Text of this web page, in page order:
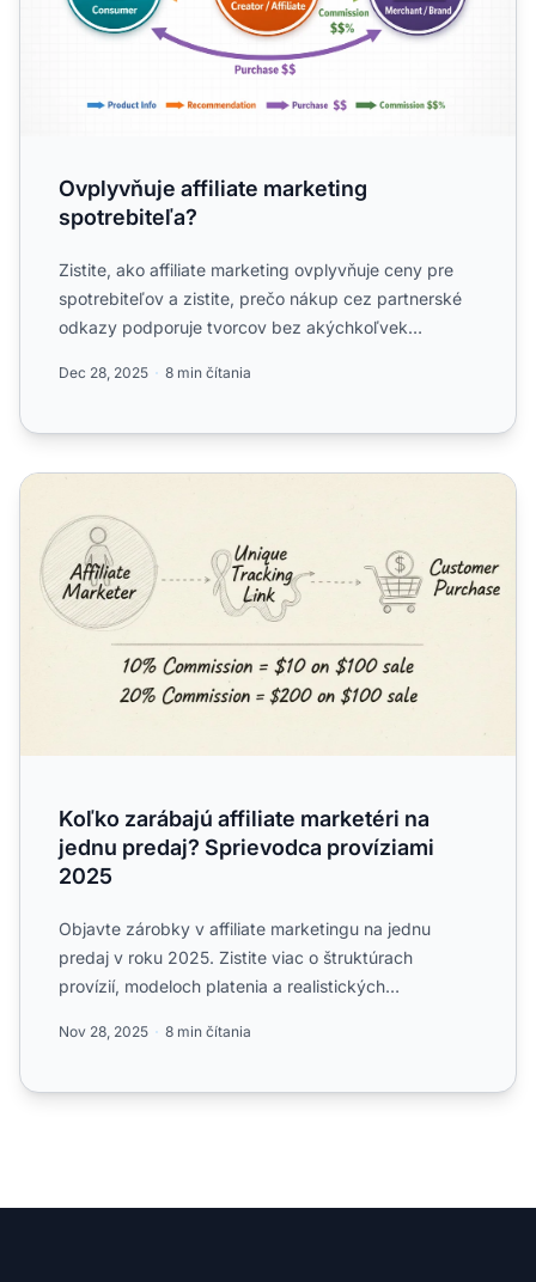
Ovplyvňuje affiliate marketing
spotrebiteľa?
Zistite, ako affiliate marketing ovplyvňuje ceny pre
spotrebiteľov a zistite, prečo nákup cez partnerské
odkazy podporuje tvorcov bez akýchkoľvek
Dec 28, 2025 8 min čítania
Koľko zarábajú affiliate marketéri na jednu predaj?
Koľko zarábajú affiliate marketéri na
jednu predaj? Sprievodca províziami
2025
Objavte zárobky v affiliate marketingu na jednu
predaj v roku 2025. Zistite viac o štruktúrach
provízií, modeloch platenia a realistických
Nov 28, 2025 8 min čítania